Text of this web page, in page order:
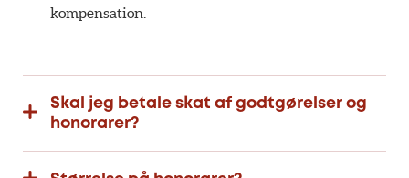
kompensation.
Skal jeg betale skat af godtgørelser og
honorarer?